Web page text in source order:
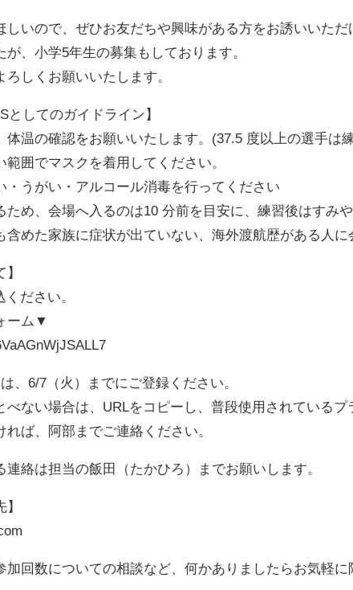
しいので、ぜひお友だちや興味がある方をお誘いいただ
、小学5年生の募集もしております。
しくお願いいたします。
としてのガイドライン】
体温の確認をお願いいたします。(37.5 度以上の選手は
範囲でマスクを着用してください。
・うがい・アルコール消毒を行ってください
ため、会場へ入るのは10 分前を目安に、練習後はすみ
含めた家族に症状が出ていない、海外渡航歴がある人に
ださい。
ーム▼
、6/7（火）までにご登録ください。
ない場合は、URLをコピーし、普段使用されている
ば、阿部までご連絡ください。
絡は担当の飯田（たかひろ）までお願いします。
加回数についての相談など、何かありましたらお気軽に